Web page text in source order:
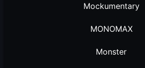
Mockumentary
MONOMAX
Monster